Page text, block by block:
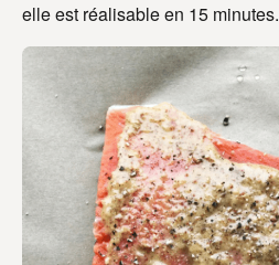
elle est réalisable en 15 minutes.